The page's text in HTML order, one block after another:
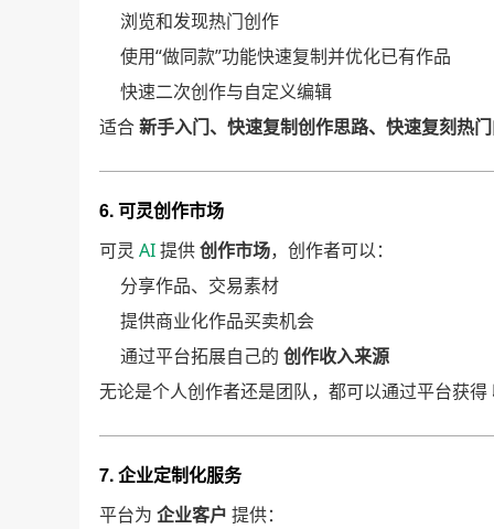
浏览和发现热门创作
使用“做同款”功能快速复制并优化已有作品
快速二次创作与自定义编辑
适合新手入门、快速复制创作思路、快速复刻热
6. 可灵创作市场
可灵 AI提供创作市场，创作者可以：
分享作品、交易素材
提供商业化作品买卖机会
通过平台拓展自己的创作收入来源
无论是个人创作者还是团队，都可以通过平台获得
7. 企业定制化服务
平台为 企业客户 提供：